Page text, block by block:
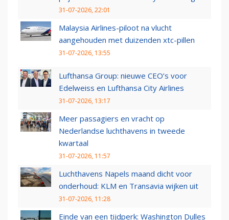
31-07-2026, 22:01
Malaysia Airlines-piloot na vlucht
aangehouden met duizenden xtc-pillen
31-07-2026, 13:55
Lufthansa Group: nieuwe CEO’s voor
Edelweiss en Lufthansa City Airlines
31-07-2026, 13:17
Meer passagiers en vracht op
Nederlandse luchthavens in tweede
kwartaal
31-07-2026, 11:57
Luchthavens Napels maand dicht voor
onderhoud: KLM en Transavia wijken uit
31-07-2026, 11:28
Einde van een tijdperk: Washington Dulles